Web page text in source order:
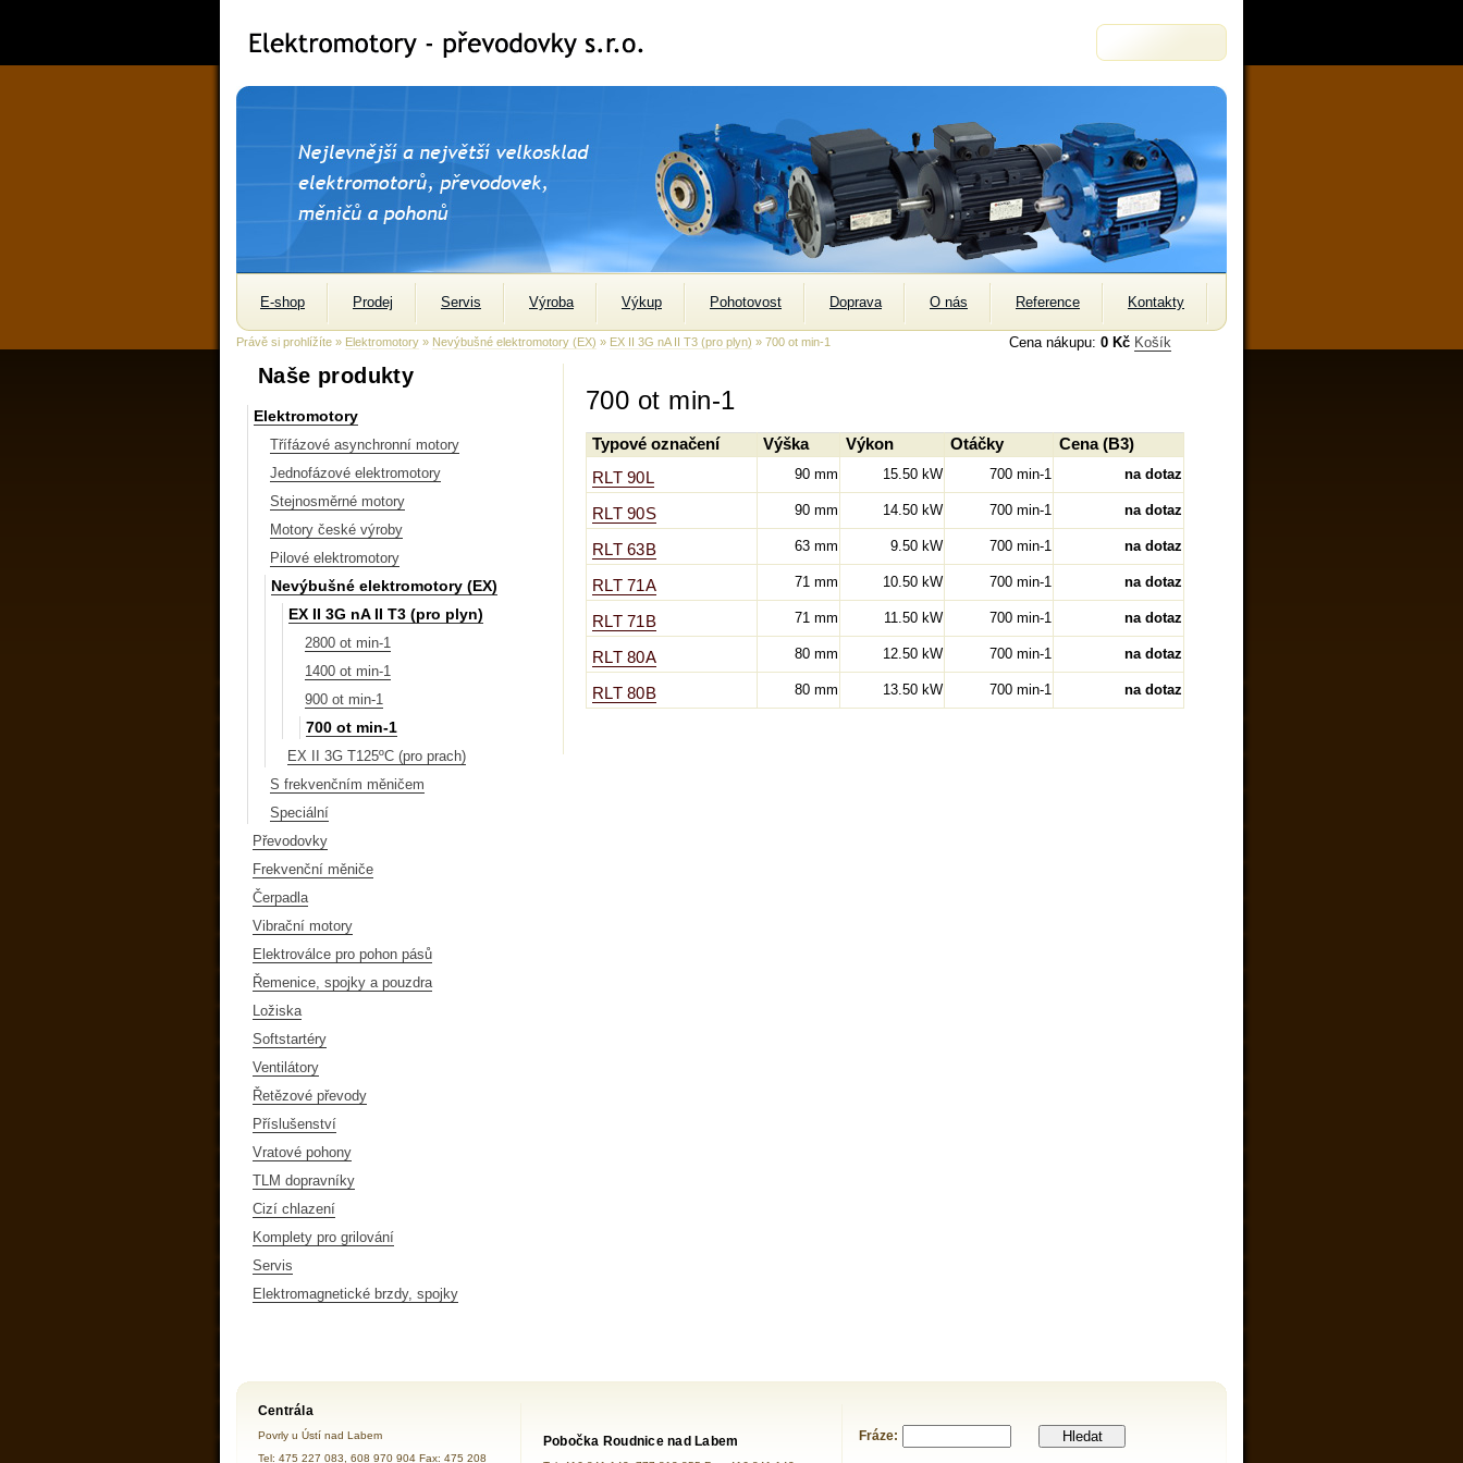
E-shop Prodej Servis Výroba Výkup Pohotovost Doprava O nás Reference Kontakty
Cena nákupu: 0 Kč Košík
Právě si prohlížíte » Elektromotory » Nevýbušné elektromotory (EX) » EX II 3G nA II T3 (pro plyn) » 700 ot min-1
Naše produkty
Elektromotory
Třífázové asynchronní motory
Jednofázové elektromotory
Stejnosměrné motory
Motory české výroby
Pilové elektromotory
Nevýbušné elektromotory (EX)
EX II 3G nA II T3 (pro plyn)
2800 ot min-1
1400 ot min-1
900 ot min-1
700 ot min-1
EX II 3G T125ºC (pro prach)
S frekvenčním měničem
Speciální
Převodovky
Frekvenční měniče
Čerpadla
Vibrační motory
Elektroválce pro pohon pásů
Řemenice, spojky a pouzdra
Ložiska
Softstartéry
Ventilátory
Řetězové převody
Příslušenství
Vratové pohony
TLM dopravníky
Cizí chlazení
Komplety pro grilování
Servis
Elektromagnetické brzdy, spojky
700 ot min-1
Typové označení Výška Výkon Otáčky
Cena (B3)
RLT 90L
90 mm 15.50 kW 700 min-1 na dotaz
RLT 90S 90 mm 14.50 kW 700 min-1 na dotaz
RLT 63B 63 mm 9.50 kW 700 min-1 na dotaz
RLT 71A 71 mm 10.50 kW 700 min-1 na dotaz
RLT 71B 71 mm 11.50 kW 700 min-1 na dotaz
RLT 80A 80 mm 12.50 kW 700 min-1 na dotaz
RLT 80B 80 mm 13.50 kW 700 min-1 na dotaz
Centrála
Povrly u Ústí nad Labem
Tel: 475 227 083, 608 970 904 Fax: 475 208
Pobočka Roudnice nad Labem Fráze: Hledat